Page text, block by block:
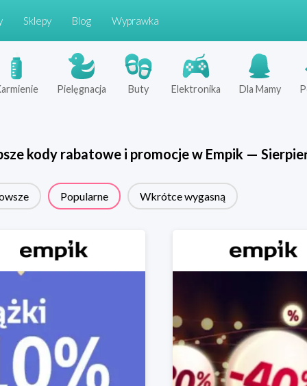
Sklepy Blog Wyprawka
Pielęgnacja Buty Elektronika Dla Mamy
kody rabatowe i promocje w Empik —
Popularne Wkrótce wygasną